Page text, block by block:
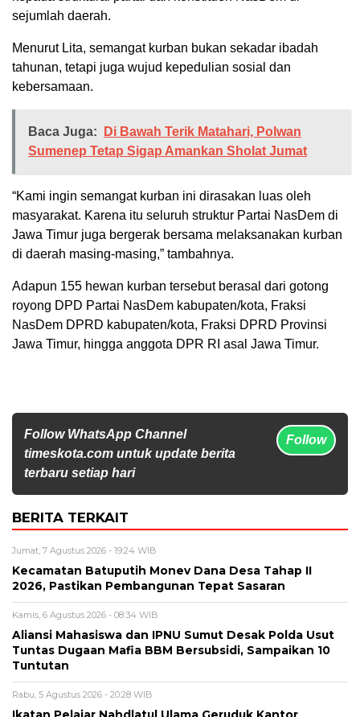
sejumlah daerah.
Menurut Lita, semangat kurban bukan sekadar ibadah
tahunan, tetapi juga wujud kepedulian sosial dan
kebersamaan.
Baca Juga:
Di Bawah Terik Matahari, Polwan
Sumenep Tetap Sigap Amankan Sholat Jumat
“Kami ingin semangat kurban ini dirasakan luas oleh
masyarakat. Karena itu seluruh struktur Partai NasDem di
Jawa Timur juga bergerak bersama melaksanakan kurban
di daerah masing-masing,” tambahnya.
Adapun 155 hewan kurban tersebut berasal dari gotong
royong DPD Partai NasDem kabupaten/kota, Fraksi
NasDem DPRD kabupaten/kota, Fraksi DPRD Provinsi
Jawa Timur, hingga anggota DPR RI asal Jawa Timur.
Follow WhatsApp Channel
timeskota.com untuk update berita
terbaru setiap hari
Follow
BERITA TERKAIT
Jumat, 7 Agustus 2026 - 19:24 WIB
Kecamatan Batuputih Monev Dana Desa Tahap II
2026, Pastikan Pembangunan Tepat Sasaran
Kamis, 6 Agustus 2026 - 08:34 WIB
Aliansi Mahasiswa dan IPNU Sumut Desak Polda Usut
Tuntas Dugaan Mafia BBM Bersubsidi, Sampaikan 10
Tuntutan
Rabu, 5 Agustus 2026 - 20:28 WIB